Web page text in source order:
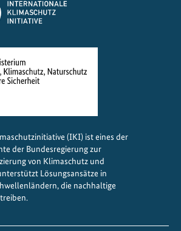
n
(IKI) ist eines der
der Bundesregierung zur
von Klimaschutz und
Lösungsansätze in
die nachhaltige